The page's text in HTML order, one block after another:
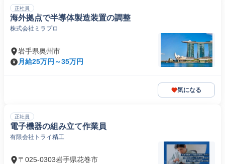
正社員
海外拠点で半導体製造装置の調整
株式会社ミラプロ
岩手県奥州市
月給25万円～35万円
気になる
正社員
電子機器の組み立て作業員
有限会社トライ精工
〒025-0303岩手県花巻市